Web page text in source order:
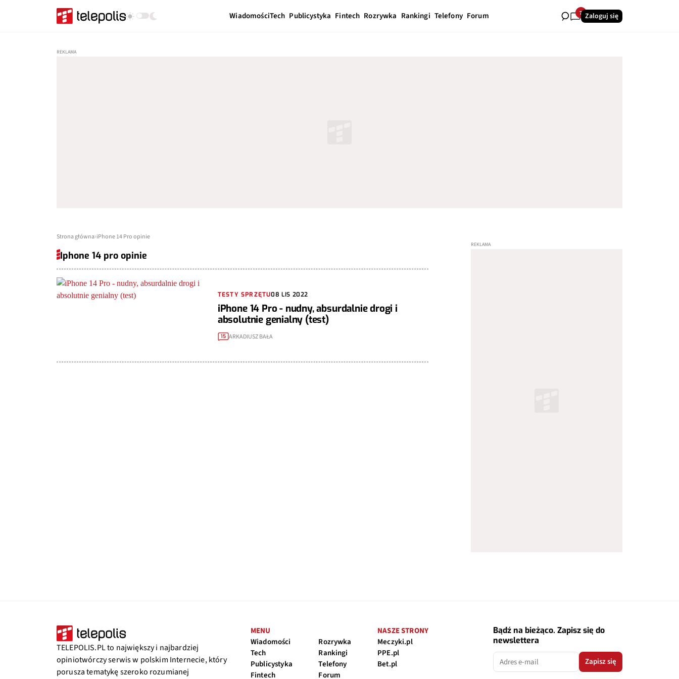
WiadomościTech Publicystyka Fintech Rozrywka Rankingi Telefony Forum 7 Zaloguj się
Strona główna iPhone 14 Pro opinie
Iphone 14 pro opinie
TESTY SPRZĘTU08 LIS 2022
iPhone 14 Pro - nudny, absurdalnie drogi i
absolutnie genialny (test)
15 ARKADIUSZ BAŁA
TELEPOLIS.PL to największy i najbardziej
opiniotwórczy serwis w polskim Internecie, który
porusza tematykę szeroko rozumianej
MENU
Wiadomości
Tech
Publicystyka
Fintech
Rozrywka
Rankingi
Telefony
Forum
NASZE STRONY
Meczyki.pl
PPE.pl
Bet.pl
Bądź na bieżąco. Zapisz się do
newslettera
Zapisz się